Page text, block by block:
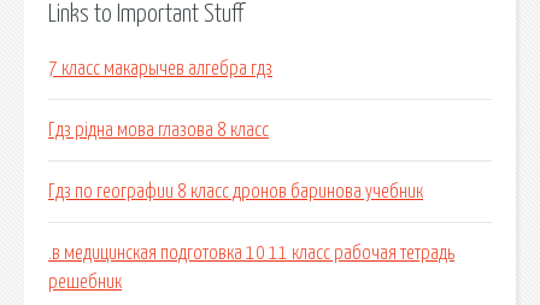
Links to Important Stuff
7 класс макарычев алгебра гдз
Гдз рiдна мова глазова 8 класс
Гдз по географии 8 класс дронов баринова учебник
.в медицинская подготовка 10 11 класс рабочая тетрадь
решебник